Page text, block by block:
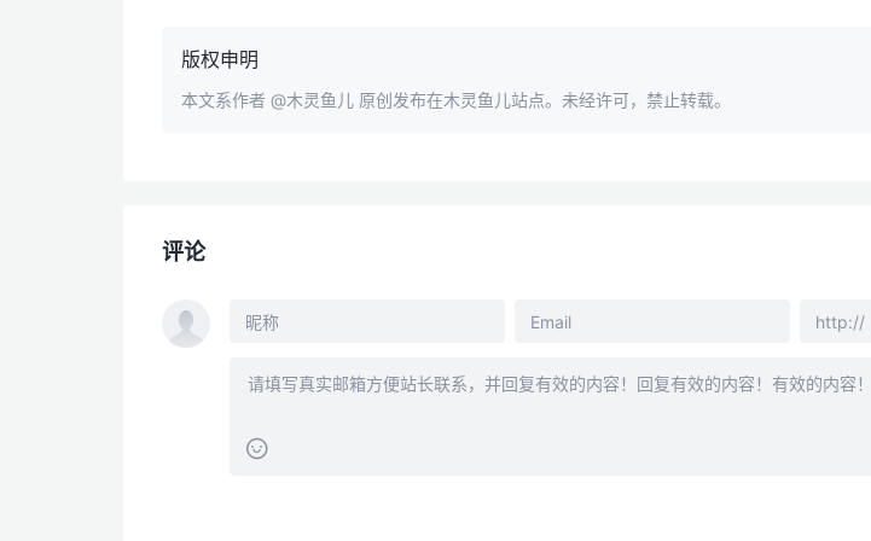
版权申明
本文系作者 @木灵鱼儿 原创发布在木灵鱼儿站点。未经许可，禁止转载。
评论